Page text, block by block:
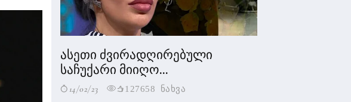
ასეთი ძვირადღირებული
საჩუქარი მიიღო...
14/02/23 127658 ნახვა